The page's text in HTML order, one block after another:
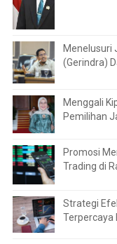
Menelusuri
(Gerindra)
Menggali
Pemilihan
Promosi
Trading di
Strategi
Terpercaya